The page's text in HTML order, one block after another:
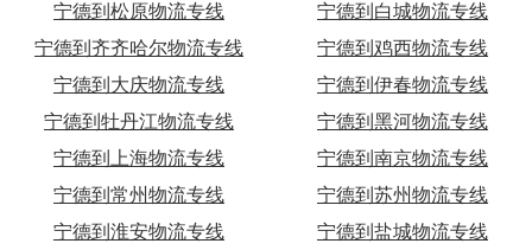
宁德到松原物流专线
宁德到白城物流专线
宁德到齐齐哈尔物流专线
宁德到鸡西物流专线
宁德到大庆物流专线
宁德到伊春物流专线
宁德到牡丹江物流专线
宁德到黑河物流专线
宁德到上海物流专线
宁德到南京物流专线
宁德到常州物流专线
宁德到苏州物流专线
宁德到淮安物流专线
宁德到盐城物流专线